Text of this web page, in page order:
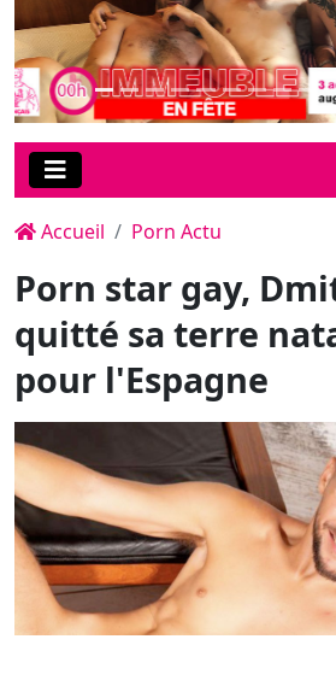
Accueil Porn Actu
Porn star gay,
quitté sa terre
pour l'Espagne
Peut-on être un citoyen russe
dans son pays tout en étant
internationale ? L’invasion de